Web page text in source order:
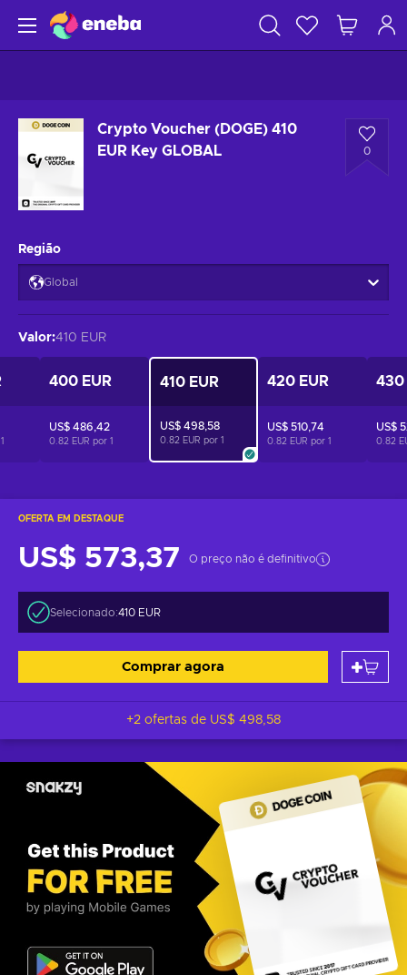
Crypto Voucher (DOGE) 410
EUR Key GLOBAL
0
OFERTA EM DESTAQUE
US$ 573,37 O preço não é definitivo
Selecionado:410 EUR
Comprar agora
+2 ofertas de US$ 498,58
Região
Global
Valor:410 EUR
1
400 EUR
US$ 486,42
0.82 EUR por 1
410 EUR
US$ 498,58
0.82 EUR por 1
420 EUR
US$ 510,74
0.82 EUR por 1
430
US$
0.82